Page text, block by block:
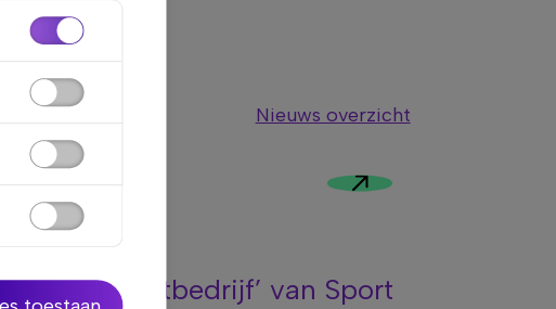
Nieuws overzicht
label ‘Sportbedrijf’ van Sport